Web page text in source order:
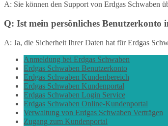
A: Sie können den Support von Erdgas Schwaben
Q: Ist mein persönliches
A: Ja, die Sicherheit Ihrer Daten hat für Erdgas
Anmeldung bei Erdgas Schwaben
Erdgas Schwaben Benutzerkonto
Erdgas Schwaben Kundenbereich
Erdgas Schwaben Kundenportal
Erdgas Schwaben Login Service
Erdgas Schwaben Online-Kundenportal
Verwaltung von Erdgas Schwaben Verträgen
Zugang zum Kundenportal